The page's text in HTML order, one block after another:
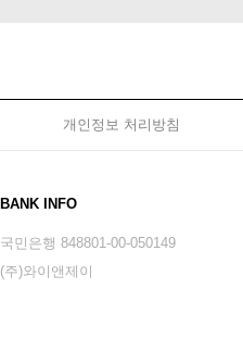
개인정보 처리방침
BANK INFO
국민은행 848801-00-050149
(주)와이앤제이